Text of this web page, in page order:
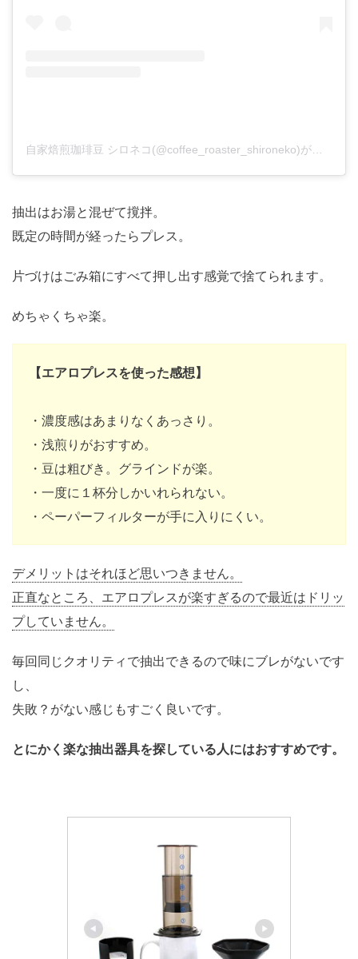
自家焙煎珈琲豆 シロネコ(@coffee_roaster_shironeko)がシェアした投稿
抽出はお湯と混ぜて撹拌。
既定の時間が経ったらプレス。
片づけはごみ箱にすべて押し出す感覚で捨てられます。
めちゃくちゃ楽。
【エアロプレスを使った感想】
・濃度感はあまりなくあっさり。
・浅煎りがおすすめ。
・豆は粗びき。グラインドが楽。
・一度に１杯分しかいれられない。
・ペーパーフィルターが手に入りにくい。
デメリットはそれほど思いつきません。
正直なところ、エアロプレスが楽すぎるので最近はドリッ
プしていません。
毎回同じクオリティで抽出できるので味にブレがないです
し、
失敗？がない感じもすごく良いです。
とにかく楽な抽出器具を探している人にはおすすめです。